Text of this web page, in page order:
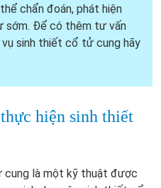
chẩn đoán, phát hiện
sớm. Để có thêm tư vấn
sinh thiết cổ tử cung hãy
hiện sinh thiết
cung là một kỹ thuật được